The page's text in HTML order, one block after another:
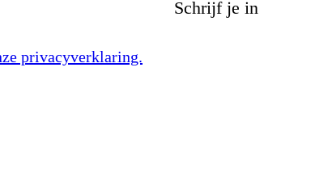
privacyverklaring.